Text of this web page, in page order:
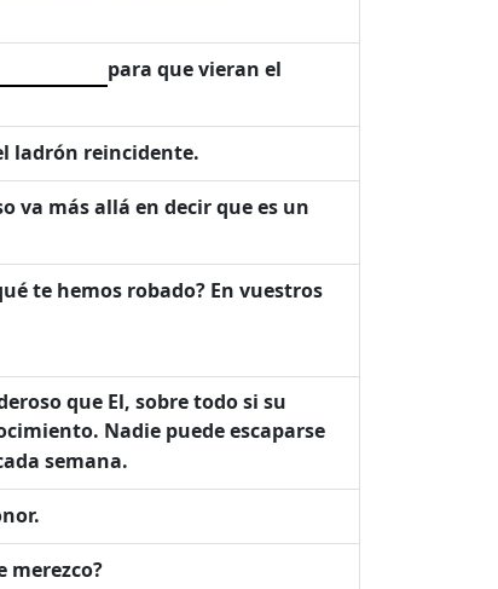
para que vieran el
ladrón reincidente.
va más allá en decir que es un
te hemos robado? En vuestros
que El, sobre todo si su
Nadie puede escaparse
semana.
merezco?